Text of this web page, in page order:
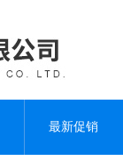
最新促销